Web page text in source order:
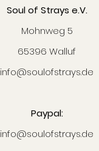
Soul of Strays e.V.
Mohnweg 5
65396 Walluf
info@soulofstrays.de
Paypal:
info@soulofstrays.de